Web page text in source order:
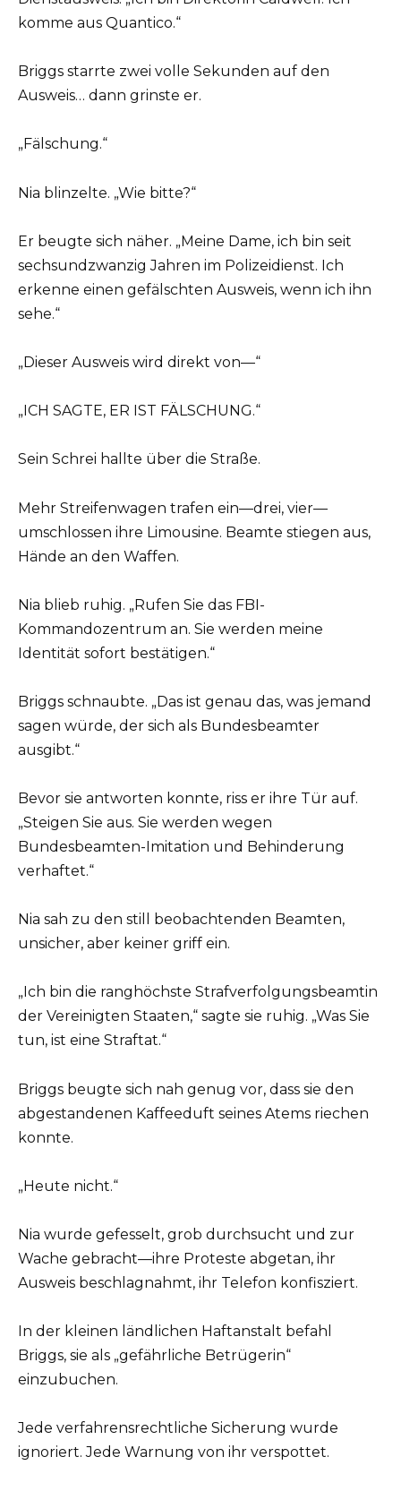
komme aus Quantico.“
Briggs starrte zwei volle Sekunden auf den
Ausweis… dann grinste er.
„Fälschung.“
Nia blinzelte. „Wie bitte?“
Er beugte sich näher. „Meine Dame, ich bin seit
sechsundzwanzig Jahren im Polizeidienst. Ich
erkenne einen gefälschten Ausweis, wenn ich ihn
sehe.“
„Dieser Ausweis wird direkt von—“
„ICH SAGTE, ER IST FÄLSCHUNG.“
Sein Schrei hallte über die Straße.
Mehr Streifenwagen trafen ein—drei, vier—
umschlossen ihre Limousine. Beamte stiegen aus,
Hände an den Waffen.
Nia blieb ruhig. „Rufen Sie das FBI-
Kommandozentrum an. Sie werden meine
Identität sofort bestätigen.“
Briggs schnaubte. „Das ist genau das, was jemand
sagen würde, der sich als Bundesbeamter
ausgibt.“
Bevor sie antworten konnte, riss er ihre Tür auf.
„Steigen Sie aus. Sie werden wegen
Bundesbeamten-Imitation und Behinderung
verhaftet.“
Nia sah zu den still beobachtenden Beamten,
unsicher, aber keiner griff ein.
„Ich bin die ranghöchste Strafverfolgungsbeamtin
der Vereinigten Staaten,“ sagte sie ruhig. „Was Sie
tun, ist eine Straftat.“
Briggs beugte sich nah genug vor, dass sie den
abgestandenen Kaffeeduft seines Atems riechen
konnte.
„Heute nicht.“
Nia wurde gefesselt, grob durchsucht und zur
Wache gebracht—ihre Proteste abgetan, ihr
Ausweis beschlagnahmt, ihr Telefon konfisziert.
In der kleinen ländlichen Haftanstalt befahl
Briggs, sie als „gefährliche Betrügerin“
einzubuchen.
Jede verfahrensrechtliche Sicherung wurde
ignoriert. Jede Warnung von ihr verspottet.